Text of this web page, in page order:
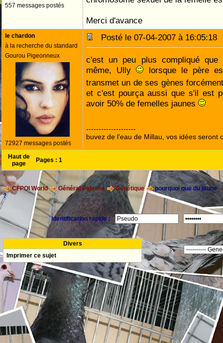
557 messages postés
Merci d'avance
le chardon
à la recherche du standard
Gourou Pigeonneux
72927 messages postés
Posté le 07-04-2007 à
c'est un peu plus compliqué
même, Ully
lorsque le père
transmet un de ses gènes
et c'est pourça aussi que s'il est
avoir 50% de femelles jaunes
--------------------
buvez de l'eau de Millau, vos idées seront
Haut de
page
Pages : 1
CFPOI World Général Pigeons Génétique
pourquoi que du jaune
?
Identification rapide :
Divers
Imprimer ce sujet